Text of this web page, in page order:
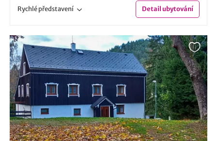
Rychlépředstavení Detailubytování